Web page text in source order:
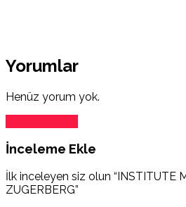
Yorumlar
Henüz yorum yok.
İnceleme Ekle
İlk inceleyen siz olun “INSTITUTE
ZUGERBERG”